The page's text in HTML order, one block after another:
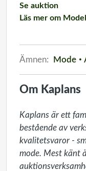
Se auktion
Läs mer om
Ämnen: Mode
Om Kaplans
Kaplans är ett
bestående av
kvalitetsvaror -
mode. Mest känt